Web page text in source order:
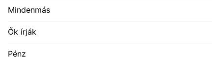
Mindenmás
Ők írják
Pénz